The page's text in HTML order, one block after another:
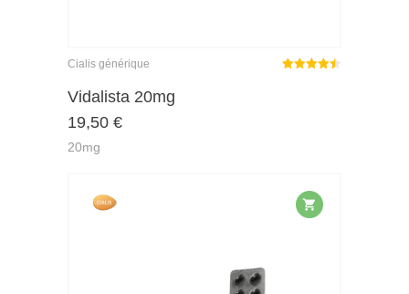
Cialis générique
Vidalista 20mg
19,50 €
20mg